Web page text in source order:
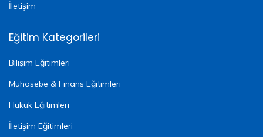
İletişim
Eğitim Kategorileri
Bilişim Eğitimleri
Muhasebe & Finans Eğitimleri
Hukuk Eğitimleri
İletişim Eğitimleri